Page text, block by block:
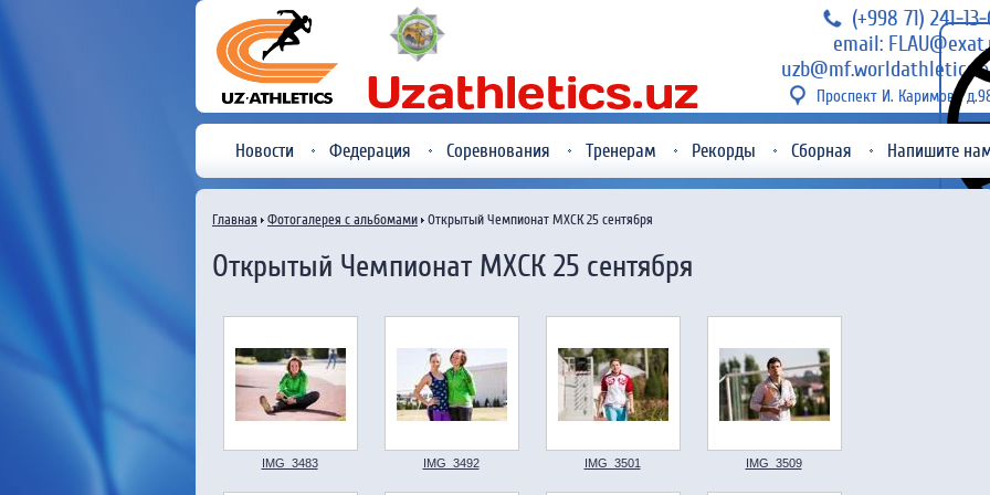
(+998 71) 241-
email:
Проспект И. Каримова
Новости Федерация Соревнования Тренерам Рекорды Сборная Напишите
Главная Фотогалерея с альбомами Открытый Чемпионат МХСК 25 сентября
Открытый Чемпионат МХСК 25 сентября
IMG_3483 IMG_3492 IMG_3501 IMG_3509